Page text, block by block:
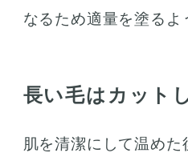
なるため適量を塗るよ
長い毛はカット
肌を清潔にして温め